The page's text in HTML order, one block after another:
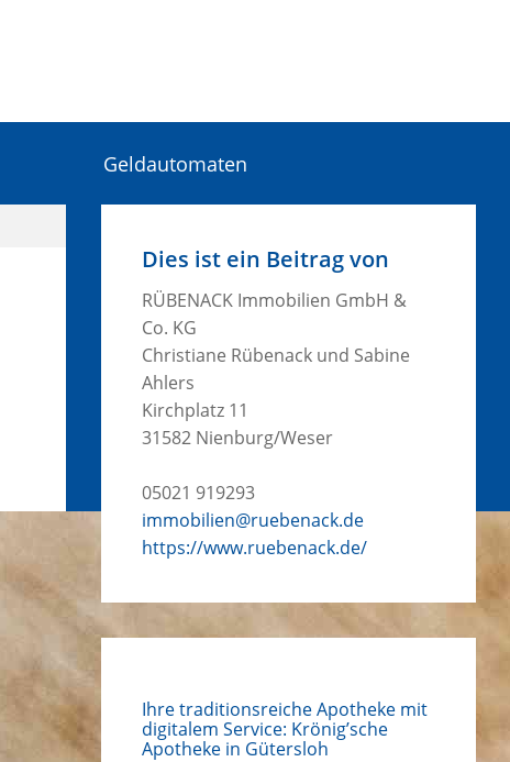
Geldautomaten
Dies ist ein Beitrag von
RÜBENACK Immobilien GmbH &
Co. KG
Christiane Rübenack und Sabine
Ahlers
Kirchplatz 11
31582 Nienburg/Weser
05021 919293
immobilien@ruebenack.de
https://www.ruebenack.de/
Ihre traditionsreiche Apotheke mit
digitalem Service: Krönig’sche
Apotheke in Gütersloh